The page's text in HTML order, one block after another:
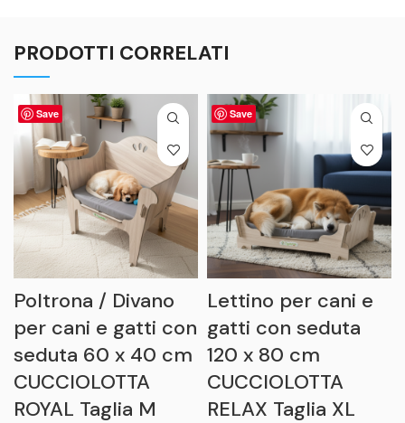
PRODOTTI CORRELATI
Save
Poltrona / Divano
per cani e gatti con
seduta 60 x 40 cm
CUCCIOLOTTA
ROYAL Taglia M
Save
Lettino per cani e
gatti con seduta
120 x 80 cm
CUCCIOLOTTA
RELAX Taglia XL